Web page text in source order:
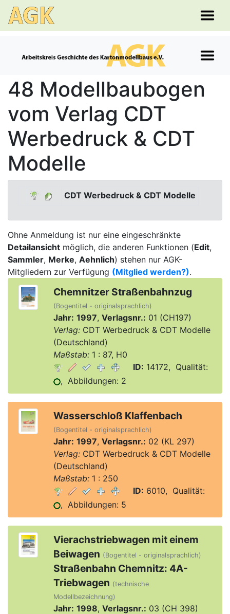
48 Modellbaubogen
vom Verlag CDT
Werbedruck & CDT
Modelle
CDT Werbedruck & CDT Modelle
Ohne Anmeldung ist nur eine eingeschränkte
Detailansicht möglich, die anderen Funktionen (Edit,
Sammler, Merke, Aehnlich) stehen nur AGK-
Mitgliedern zur Verfügung (Mitglied werden?).
Chemnitzer Straßenbahnzug
(Bogentitel - originalsprachlich)
Jahr: 1997, Verlagsnr.: 01 (CH197)
Verlag:CDT Werbedruck & CDT Modelle
(Deutschland)
Maßstab:1 : 87, H0
ID: 14172, Qualität:
, Abbildungen: 2
Wasserschloß Klaffenbach
(Bogentitel - originalsprachlich)
Jahr: 1997, Verlagsnr.: 02 (KL 297)
Verlag:CDT Werbedruck & CDT Modelle
(Deutschland)
Maßstab:1 : 250
ID: 6010, Qualität:
, Abbildungen: 5
Vierachstriebwagen mit einem
Beiwagen (Bogentitel - originalsprachlich)
Straßenbahn Chemnitz: 4A-
Triebwagen (technische
Modellbezeichnung)
Jahr: 1998, Verlagsnr.: 03 (CH 398)